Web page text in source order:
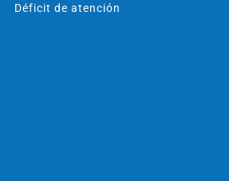
Déficit de atención